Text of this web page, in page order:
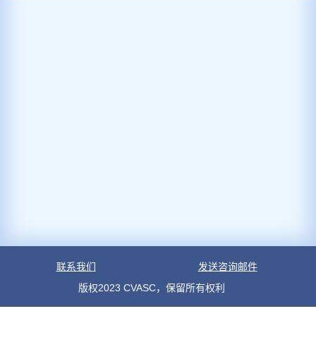
联系我们
发送咨询邮件
版权2023 CVASC，保留所有权利